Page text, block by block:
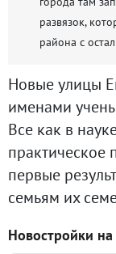
развязок,
района с
Новые улицы
именами
Все как в
практическое
первые
семьям их
Новостройки